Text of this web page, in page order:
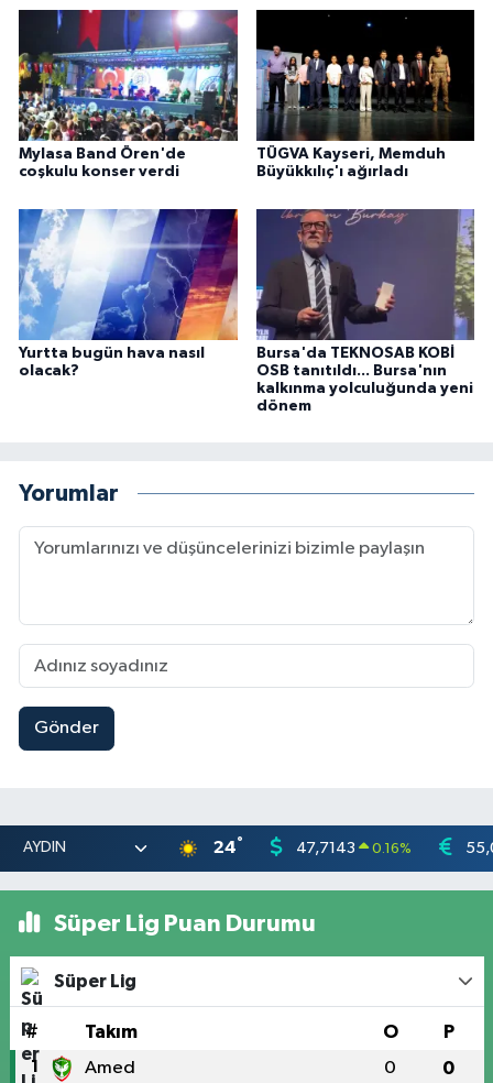
Mylasa Band Ören'de
coşkulu konser verdi
TÜGVA Kayseri, Memduh
Büyükkılıç'ı ağırladı
Yurtta bugün hava nasıl
olacak?
Bursa'da TEKNOSAB KOBİ
OSB tanıtıldı... Bursa'nın
kalkınma yolculuğunda yeni
dönem
Yorumlar
Gönder
24° 47,7143 0.16%
Süper Lig Puan Durumu
Süper Lig
# Takım O P
1 Amed 0 0